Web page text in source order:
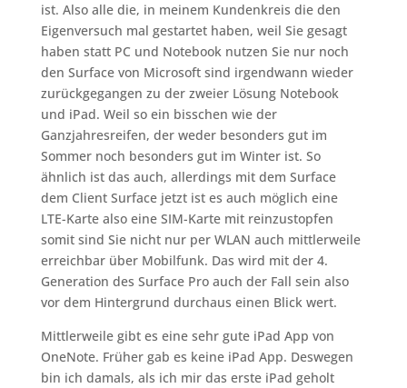
ist. Also alle die, in meinem Kundenkreis die den
Eigenversuch mal gestartet haben, weil Sie gesagt
haben statt PC und Notebook nutzen Sie nur noch
den Surface von Microsoft sind irgendwann wieder
zurückgegangen zu der zweier Lösung Notebook
und iPad. Weil so ein bisschen wie der
Ganzjahresreifen, der weder besonders gut im
Sommer noch besonders gut im Winter ist. So
ähnlich ist das auch, allerdings mit dem Surface
dem Client Surface jetzt ist es auch möglich eine
LTE-Karte also eine SIM-Karte mit reinzustopfen
somit sind Sie nicht nur per WLAN auch mittlerweile
erreichbar über Mobilfunk. Das wird mit der 4.
Generation des Surface Pro auch der Fall sein also
vor dem Hintergrund durchaus einen Blick wert.
Mittlerweile gibt es eine sehr gute iPad App von
OneNote. Früher gab es keine iPad App. Deswegen
bin ich damals, als ich mir das erste iPad geholt